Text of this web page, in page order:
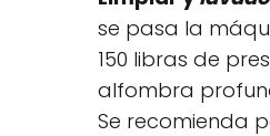
se pasa la
150 libras de
alfombra
Se recomienda